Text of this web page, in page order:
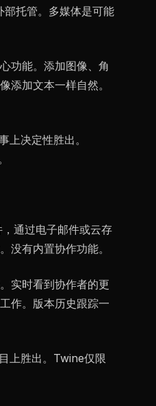
托管。多媒体是可能
功能。添加图像、角
添加文本一样自然。
上决定性胜出。
，通过电子邮件或云存
没有内置协作功能。
实时看到协作者的更
作。版本历史跟踪一
上胜出。Twine仅限